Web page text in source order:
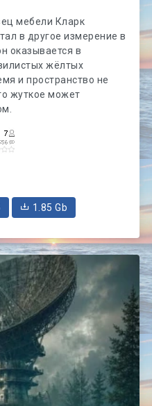
мебели Кларк
в другое измерение в
оказывается в
жёлтых
и пространство не
жуткое может
1.85 Gb